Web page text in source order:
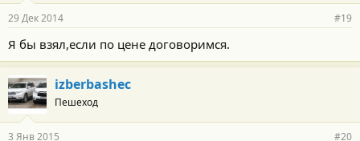
29 Дек 2014 #19
Я бы взял,если по цене договоримся.
izberbashec
Пешеход
3 Янв 2015 #20